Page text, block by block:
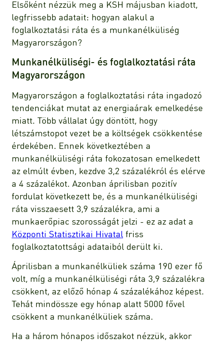
Elsőként nézzük meg a KSH májusban kiadott,
legfrissebb adatait: hogyan alakul a
foglalkoztatási ráta és a munkanélküliség
Magyarországon?
Munkanélküliségi- és foglalkoztatási ráta
Magyarországon
Magyarországon a foglalkoztatási ráta ingadozó
tendenciákat mutat az energiaárak emelkedése
miatt. Több vállalat úgy döntött, hogy
létszámstopot vezet be a költségek csökkentése
érdekében. Ennek következtében a
munkanélküliségi ráta fokozatosan emelkedett
az elmúlt évben, kezdve 3,2 százalékról és elérve
a 4 százalékot. Azonban áprilisban pozitív
fordulat következett be, és a munkanélküliségi
ráta visszaesett 3,9 százalékra, ami a
munkaerőpiac szorosságát jelzi - ez az adat a
Központi Statisztikai Hivatal friss
foglalkoztatottsági adataiból derült ki.
Áprilisban a munkanélküliek száma 190 ezer fő
volt, míg a munkanélküliségi ráta 3,9 százalékra
csökkent, az előző hónap 4 százalékához képest.
Tehát mindössze egy hónap alatt 5000 fővel
csökkent a munkanélküliek száma.
Ha a három hónapos időszakot nézzük, akkor